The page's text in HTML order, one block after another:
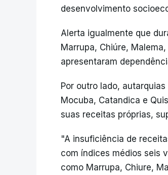
desenvolvimento
Alerta igualmente que
Marrupa, Chiúre,
apresentaram
Por outro lado,
Mocuba, Catandica e
suas receitas próprias,
"A insuficiência de
com índices médios seis
como Marrupa, Chiure,